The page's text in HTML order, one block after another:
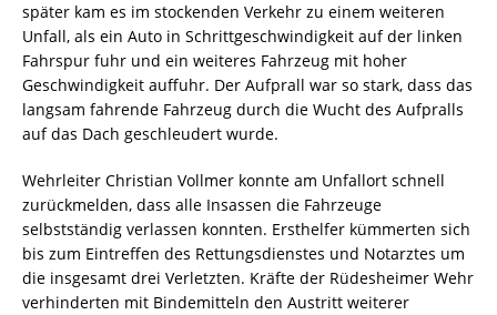
später kam es im stockenden Verkehr zu einem weiteren
Unfall, als ein Auto in Schrittgeschwindigkeit auf der linken
Fahrspur fuhr und ein weiteres Fahrzeug mit hoher
Geschwindigkeit auffuhr. Der Aufprall war so stark, dass das
langsam fahrende Fahrzeug durch die Wucht des Aufpralls
auf das Dach geschleudert wurde.
Wehrleiter Christian Vollmer konnte am Unfallort schnell
zurückmelden, dass alle Insassen die Fahrzeuge
selbstständig verlassen konnten. Ersthelfer kümmerten sich
bis zum Eintreffen des Rettungsdienstes und Notarztes um
die insgesamt drei Verletzten. Kräfte der Rüdesheimer Wehr
verhinderten mit Bindemitteln den Austritt weiterer